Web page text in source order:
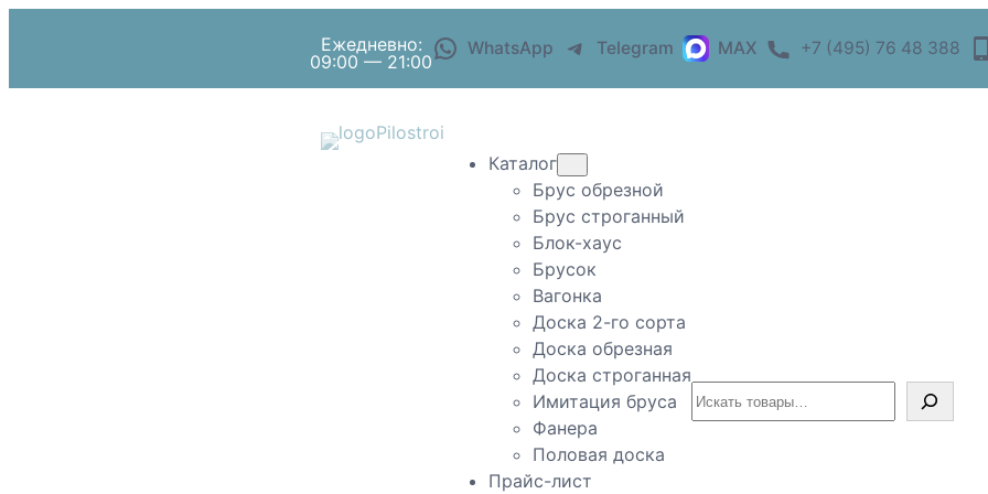
Ежедневно:
09:00 — 21:00
WhatsApp Telegram MAX +7 (495) 76 48 388
Каталог
Брус обрезной
Брус строганный
Блок-хаус
Брусок
Вагонка
Доска 2-го сорта
Доска обрезная
Доска строганная
Имитация бруса
Фанера
Половая доска
Прайс-лист
Поиск